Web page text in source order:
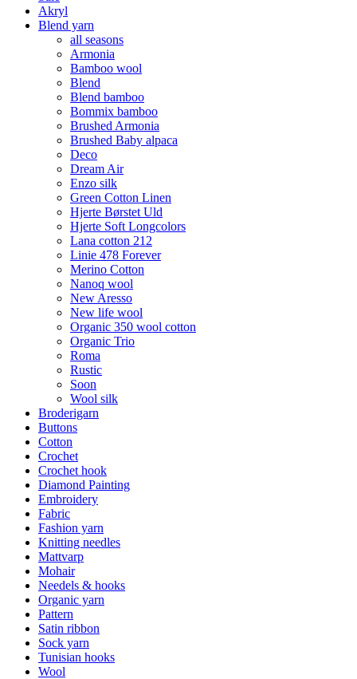
Akryl
Blend yarn
all seasons
Armonia
Bamboo wool
Blend
Blend bamboo
Bommix bamboo
Brushed Armonia
Brushed Baby alpaca
Deco
Dream Air
Enzo silk
Green Cotton Linen
Hjerte Børstet Uld
Hjerte Soft Longcolors
Lana cotton 212
Linie 478 Forever
Merino Cotton
Nanoq wool
New Aresso
New life wool
Organic 350 wool cotton
Organic Trio
Roma
Rustic
Soon
Wool silk
Broderigarn
Buttons
Cotton
Crochet
Crochet hook
Diamond Painting
Embroidery
Fabric
Fashion yarn
Knitting needles
Mattvarp
Mohair
Needels & hooks
Organic yarn
Pattern
Satin ribbon
Sock yarn
Tunisian hooks
Wool